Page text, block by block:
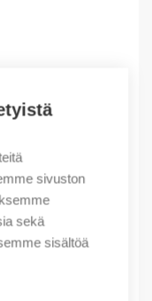
sivuston
sekä
sisältöä